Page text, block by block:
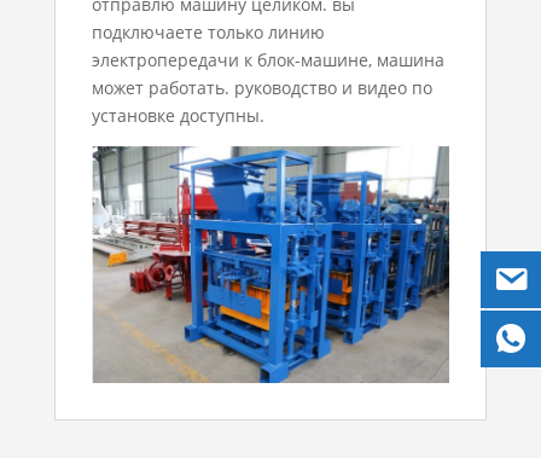
подключаете только линию
электропередачи к блок-машине, машина
может работать. руководство и видео по
установке доступны.